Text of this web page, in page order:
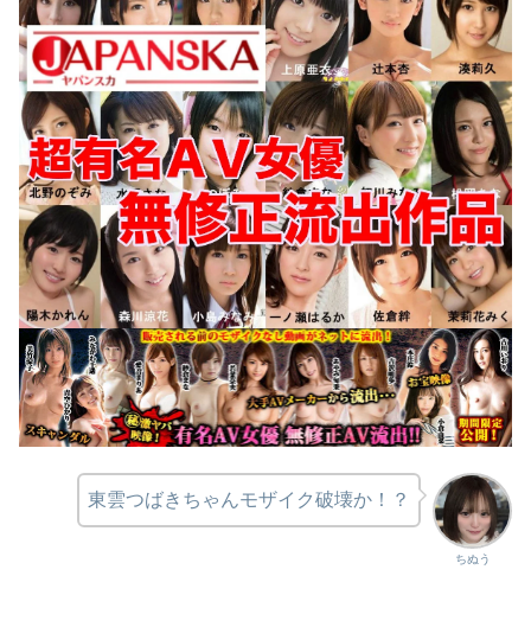
ちぬう
東雲つばきちゃんモザイク破壊か！？